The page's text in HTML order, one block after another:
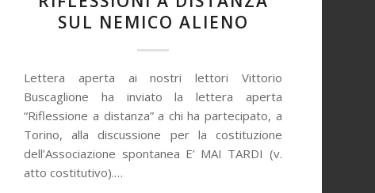
SUL NEMICO ALIENO
Lettera aperta ai nostri lettori Vittorio
Buscaglione ha inviato la lettera aperta
“Riflessione a distanza” a chi ha partecipato, a
Torino, alla discussione per la costituzione
dell’Associazione spontanea E’ MAI TARDI (v.
atto costitutivo).…